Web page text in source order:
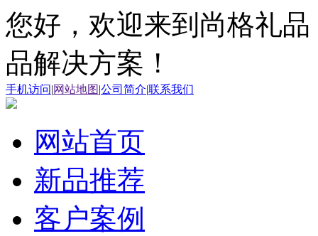
您好，欢迎来到尚格礼
品解决方案！
手机访问|网站地图 |公司简介|联系我们
网站首页
新品推荐
客户案例